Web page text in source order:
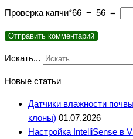
Проверка капчи*66 − 56 =
Искать...
Новые статьи
Датчики влажности
клоны) 01.07.2026
Настройка IntelliSense в